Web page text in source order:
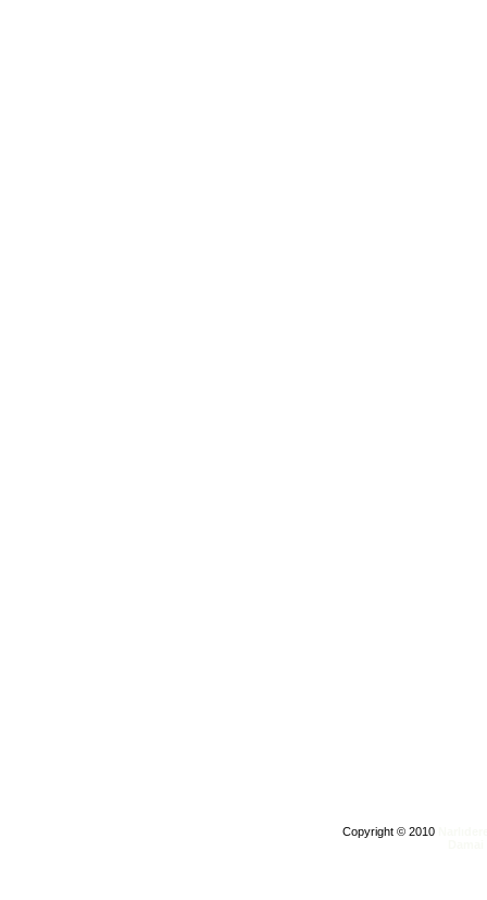
Copyright © 2010